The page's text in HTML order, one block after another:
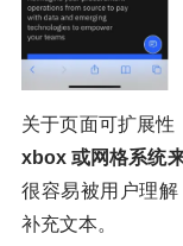
关于页面可扩展性
xbox 或网格系统
很容易被用户理
补充文本。